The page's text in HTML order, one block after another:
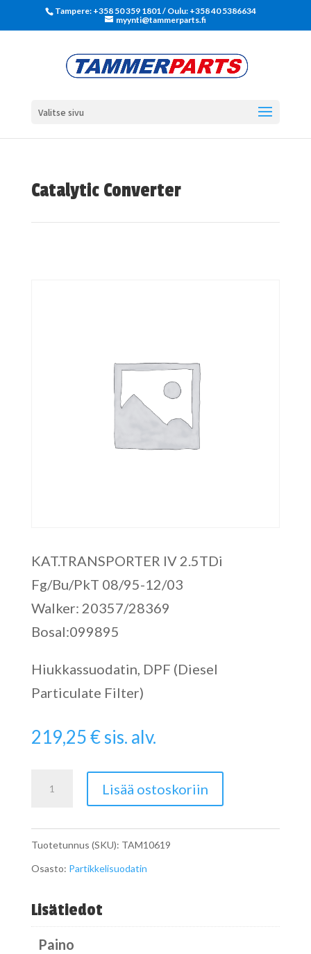
Tampere: +358 50 359 1801‬ / Oulu: +358 40 5386634
myynti@tammerparts.fi
Valitse sivu
Catalytic Converter
KAT.TRANSPORTER IV 2.5TDi
Fg/Bu/PkT 08/95-12/03
Walker: 20357/28369
Bosal:099895
Hiukkassuodatin, DPF (Diesel
Particulate Filter)
219,25€sis. alv.
Converter
määrä
Lisää ostoskoriin
Tuotetunnus (SKU): TAM10619
Osasto: Partikkelisuodatin
Lisätiedot
Paino